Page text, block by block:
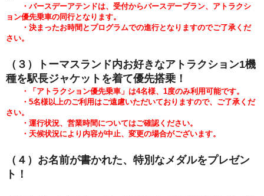
・バースデーアテンドは、受付からバースデープラン、アトラクシ
ョン優先乗車の同行となります。
・決まったお時間とプログラムでの進行となりますのでご了承くだ
さい。
（３）トーマスランド内お好きなアトラクション1機
種を駅長ジャケットを着て優先搭乗！
・「アトラクション優先乗車」は4名様、1度のみ利用可能です。
・5名様以上のご利用はご遠慮いただいておりますので、ご了承くだ
さい。
・運行状況、営業時間についてはご確認ください。
・天候状況により内容が中止、変更の場合がございます。
（４）お名前が書かれた、特別なメダルをプレゼン
ト！